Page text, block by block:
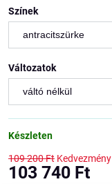
Színek
Változatok
Készleten
109 200 Ft Kedvezmény
103 740 Ft